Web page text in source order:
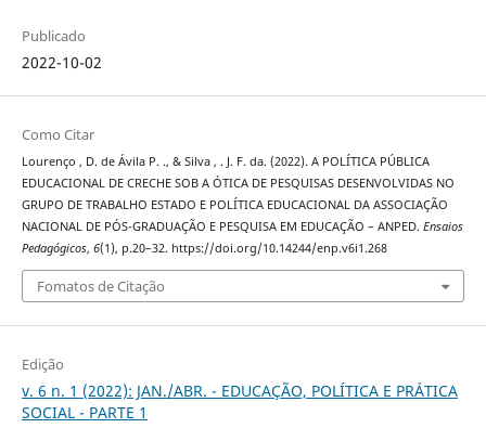
Publicado
2022-10-02
Como Citar
Lourenço , D. de Ávila P. ., & Silva , . J. F. da. (2022). A POLÍTICA PÚBLICA
EDUCACIONAL DE CRECHE SOB A ÓTICA DE PESQUISAS DESENVOLVIDAS NO
GRUPO DE TRABALHO ESTADO E POLÍTICA EDUCACIONAL DA ASSOCIAÇÃO
NACIONAL DE PÓS-GRADUAÇÃO E PESQUISA EM EDUCAÇÃO – ANPED. Ensaios
Pedagógicos, 6(1), p.20–32. https://doi.org/10.14244/enp.v6i1.268
Fomatos de Citação
Edição
v. 6 n. 1 (2022): JAN./ABR. - EDUCAÇÃO, POLÍTICA E PRÁTICA
SOCIAL - PARTE 1